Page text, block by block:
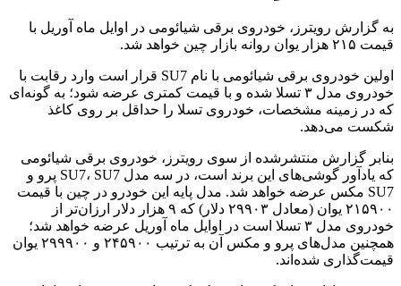
به گزارش رویترز، خودروی برقی شیائومی در اوایل ماه آوریل با
قیمت ۲۱۵ هزار یوان روانه بازار چین خواهد شد.
اولین خودروی برقی شیائومی با نام SU7 قرار است وارد رقابت با
خودروی مدل ۳ تسلا شده و با قیمت کمتری عرضه شود؛ به گونه‌ای
که در زمینه مشخصات، خودروی تسلا را حداقل بر روی کاغذ
شکست می‌دهد.
بنابر گزارش منتشرشده از سوی رویترز، خودروی برقی شیائومی
که یادآور گوشی‌های این برند است، در سه مدل SU7، SU7 پرو و
SU7 مکس عرضه خواهد شد. مدل پایه این خودرو در چین با قیمت
۲۱۵۹۰۰ یوان (معادل ۲۹۹۰۳ دلار) که ۹ هزار دلار ارزان‌تر از
خودروی مدل ۳ تسلا است در اوایل ماه آوریل عرضه خواهد شد؛
همچنین مدل‌های پرو و مکس آن به ترتیب ۲۴۵۹۰۰ و ۲۹۹۹۰۰ یوان
قیمت‌گذاری شده‌اند.